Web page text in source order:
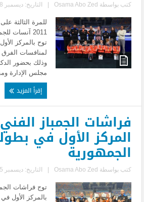
كتب بواسطة Osama Abo Zed التاريخ: ديسمبر 18, 2025
للمرة الثالثة
2011 آنسات
توح بالمركز
لمنافسات الفرق
وذلك بحضور
مجلس الإدارة
إقرأ المزيد
فراشات الجمباز
المركز الأول في
الجمهورية
كتب بواسطة Osama Abo Zed التاريخ: ديسمبر 15, 2025
بالمركز الأول